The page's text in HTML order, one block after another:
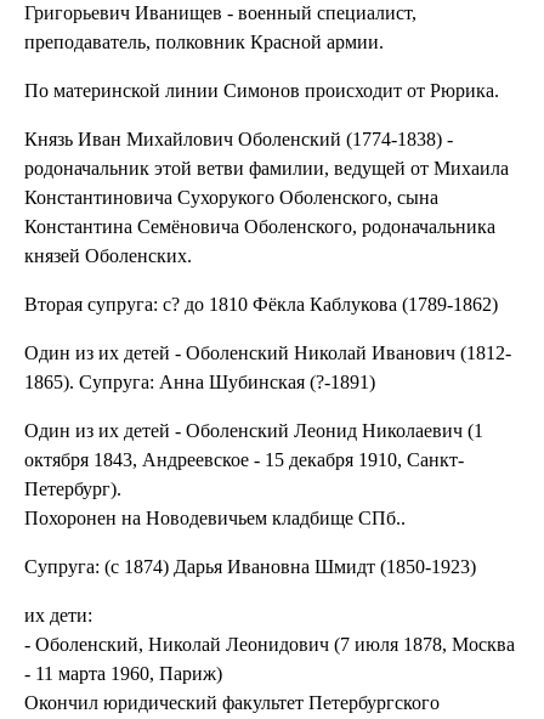
Григорьевич Иванищев - военный специалист,
преподаватель, полковник Красной армии.
По материнской линии Симонов происходит от Рюрика.
Князь Иван Михайлович Оболенский (1774-1838) -
родоначальник этой ветви фамилии, ведущей от Михаила
Константиновича Сухорукого Оболенского, сына
Константина Семёновича Оболенского, родоначальника
князей Оболенских.
Вторая супруга: с? до 1810 Фёкла Каблукова (1789-1862)
Один из их детей - Оболенский Николай Иванович (1812-
1865). Супруга: Анна Шубинская (?-1891)
Один из их детей - Оболенский Леонид Николаевич (1
октября 1843, Андреевское - 15 декабря 1910, Санкт-
Петербург).
Похоронен на Новодевичьем кладбище СПб..
Супруга: (с 1874) Дарья Ивановна Шмидт (1850-1923)
их дети:
- Оболенский, Николай Леонидович (7 июля 1878, Москва
- 11 марта 1960, Париж)
Окончил юридический факультет Петербургского